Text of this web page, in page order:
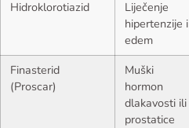
Hidroklorotiazid
Liječenje
hipertenzije i
edem
Finasterid
(Proscar)
Muški
hormon
dlakavosti ili
prostatice